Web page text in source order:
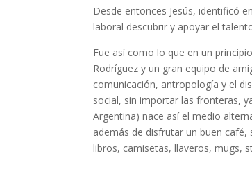
Desde entonces Jesús, identificó
laboral descubrir y apoyar el
Fue así como lo que en un
Rodríguez y un gran equipo de
comunicación, antropología y el
social, sin importar las fronteras,
Argentina) nace así el medio
además de disfrutar un buen
libros, camisetas, llaveros, mugs,